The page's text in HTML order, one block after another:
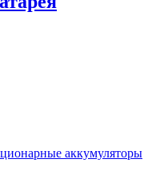
аккумуляторы